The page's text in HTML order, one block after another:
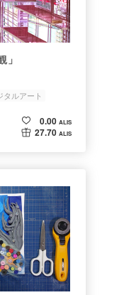
」
タルアート
0.00 ALIS
27.70 ALIS